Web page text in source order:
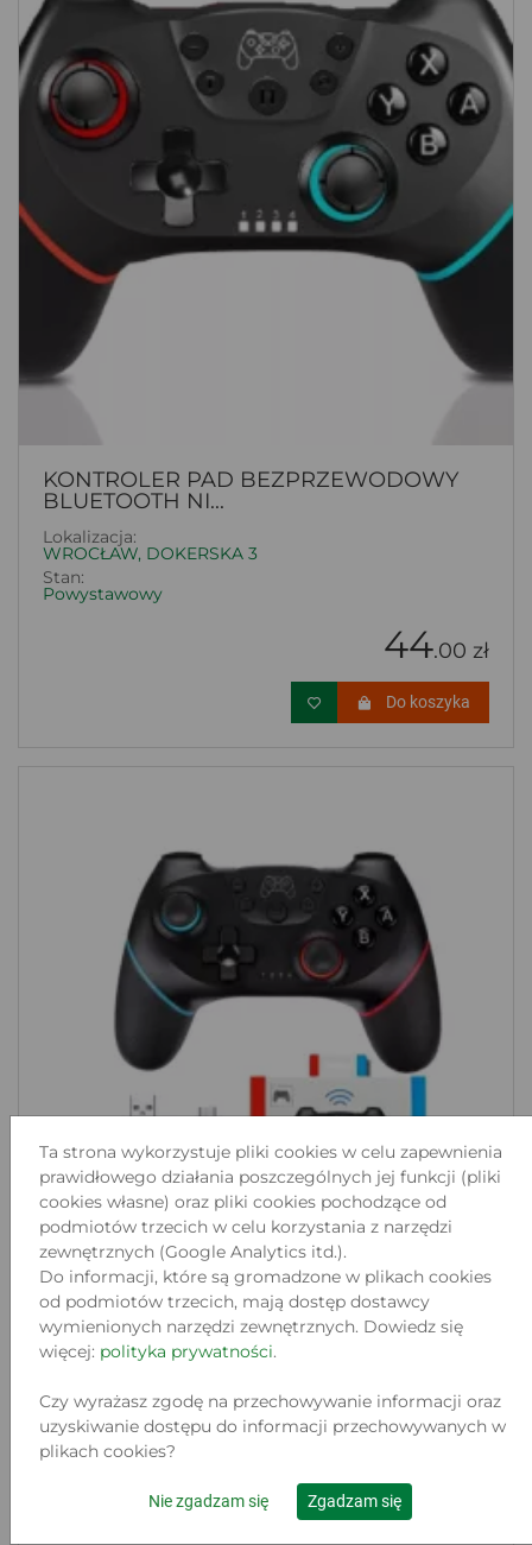
KONTROLER PAD BEZPRZEWODOWY
BLUETOOTH NI...
Lokalizacja:
WROCŁAW, DOKERSKA 3
Stan:
Powystawowy
44.00 zł
Do koszyka
PAD BEZPRZEWODOWY DO KONSOLI
NINTENDO SW...
Lokalizacja:
Stan:
Nowy
Do koszyka
Ta strona wykorzystuje pliki cookies w celu zapewnienia
prawidłowego działania poszczególnych jej funkcji (pliki
cookies własne) oraz pliki cookies pochodzące od
podmiotów trzecich w celu korzystania z narzędzi
zewnętrznych (Google Analytics itd.).
Do informacji, które są gromadzone w plikach cookies
od podmiotów trzecich, mają dostęp dostawcy
wymienionych narzędzi zewnętrznych. Dowiedz się
więcej: polityka prywatności.
Czy wyrażasz zgodę na przechowywanie informacji oraz
uzyskiwanie dostępu do informacji przechowywanych w
plikach cookies?
Nie zgadzam się Zgadzam się